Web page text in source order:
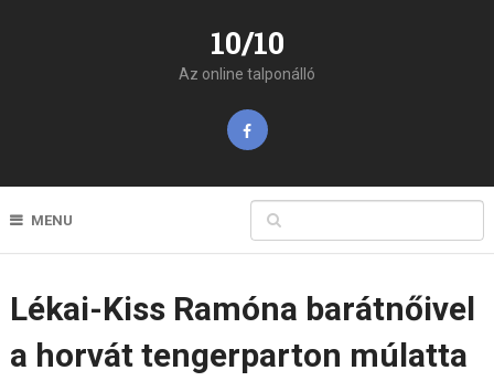
10/10
Az online talponálló
MENU
Lékai-Kiss Ramóna barátnőivel
a horvát tengerparton múlatta